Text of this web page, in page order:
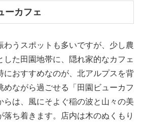
ーカフェ
わうスポットも多いですが、少し農
した田園地帯に、隠れ家的なカフェ
におすすめなのが、北アルプスを背
めながら過ごせる「田園ビューカフ
らは、風にそよぐ稲の波と山々の美
落ち着きます。店内は木のぬくもり